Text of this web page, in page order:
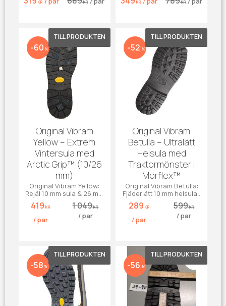
Maximalt grepp för tunga
KR KR
Koppsula med Icetrek-
KR KR
Original Vibram
Yellow – Extrem
Vintersula med
Arctic Grip™ (10/26
mm)
Original Vibram Yellow:
Rejäl 10 mm sula & 26 mm
klack. Arctic Grip™ ger
extremt fäste på våt is.
419 KR
/par
1 049KR
/par
60 % Lägg till i favoriter
Original Vibram
Betulla – Ultralätt
Helsula med
Traktormönster i
Morflex™
Original Vibram Betulla:
Fjäderlätt 10 mm helsula i
Morflex™. Max dämpning
& klassiskt grepp.
289 KR
/par
599KR
/par
52 % Lägg till
58 % Lägg till i favoriter
56 % Lägg till